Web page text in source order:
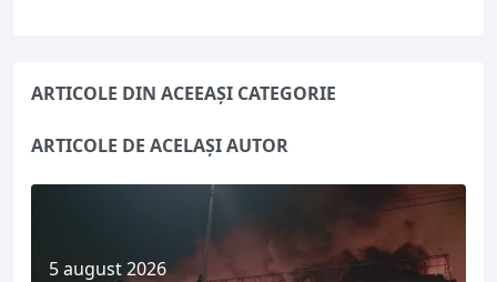
ARTICOLE DIN ACEEAȘI CATEGORIE
ARTICOLE DE ACELAȘI AUTOR
5 august 2026